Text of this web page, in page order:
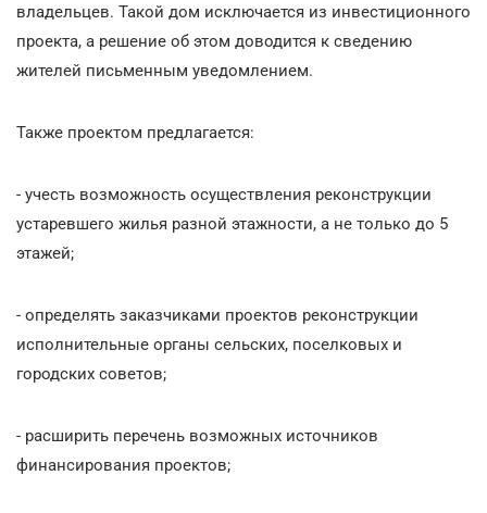
владельцев. Такой дом исключается из инвестиционного
проекта, а решение об этом доводится к сведению
жителей письменным уведомлением.
Также проектом предлагается:
- учесть возможность осуществления реконструкции
устаревшего жилья разной этажности, а не только до 5
этажей;
- определять заказчиками проектов реконструкции
исполнительные органы сельских, поселковых и
городских советов;
- расширить перечень возможных источников
финансирования проектов;